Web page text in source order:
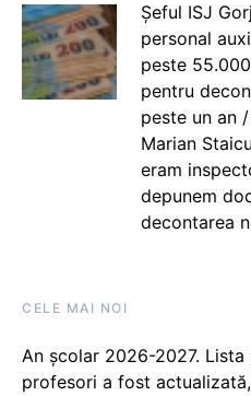
Șeful ISJ
personal
peste
pentru
peste un an
Marian
eram
depunem
decontarea
CELE MAI NOI
An școlar 2026-2027.
profesori a fost